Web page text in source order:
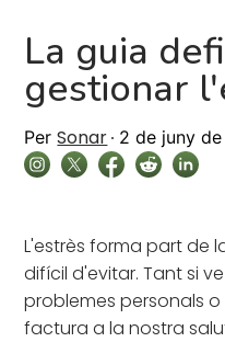
La guia
gestionar
Per Sonar 2 de juny
L'estrès forma part de
difícil d'evitar. Tant si
problemes personals
factura a la nostra